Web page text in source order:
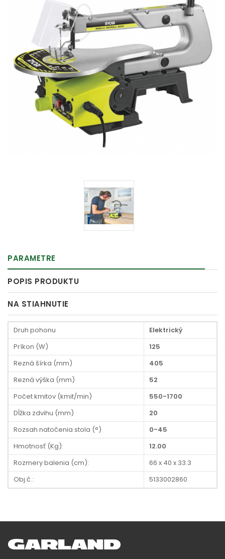
PARAMETRE
POPIS PRODUKTU
NA STIAHNUTIE
Druh pohonu
Elektrický
Príkon (W)
125
Rezná šírka (mm)
405
Rezná výška (mm)
52
Počet kmitov (kmit/min)
550-1700
Dĺžka zdvihu (mm)
20
Rozsah natočenia stola (°)
0-45
Hmotnosť (Kg):
12.00
Rozmery balenia (cm):
66 x 40 x 33.3
Obj.č.:
5133002860